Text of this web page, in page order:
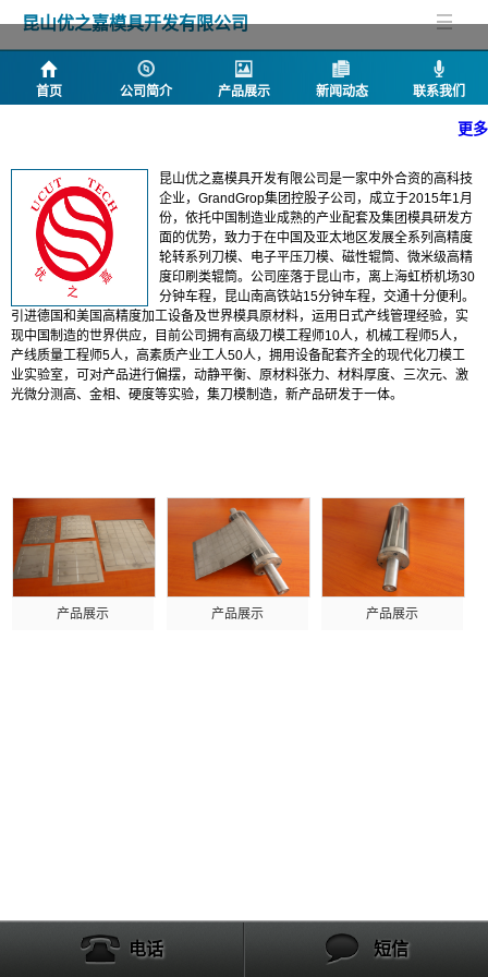
昆山优之嘉模具开发有限公司
首页 公司简介 产品展示 新闻动态 联系我们
更多
昆山优之嘉模具开发有限公司是一家中外合资的高科技
企业，GrandGrop集团控股子公司，成立于2015年1月
份，依托中国制造业成熟的产业配套及集团模具研发方
面的优势，致力于在中国及亚太地区发展全系列高精度
轮转系列刀模、电子平压刀模、磁性辊筒、微米级高精
度印刷类辊筒。公司座落于昆山市，离上海虹桥机场30
分钟车程，昆山南高铁站15分钟车程，交通十分便利。
引进德国和美国高精度加工设备及世界模具原材料，运用日式产线管理经验，实
现中国制造的世界供应，目前公司拥有高级刀模工程师10人，机械工程师5人，
产线质量工程师5人，高素质产业工人50人，拥用设备配套齐全的现代化刀模工
业实验室，可对产品进行偏摆，动静平衡、原材料张力、材料厚度、三次元、激
光微分测高、金相、硬度等实验，集刀模制造，新产品研发于一体。
产品展示 产品展示 产品展示
电话 短信